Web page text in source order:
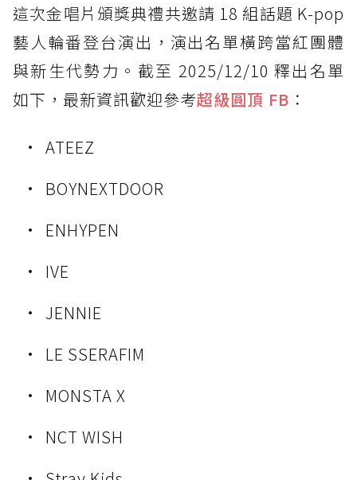
這次金唱片頒獎典禮共邀請 18 組話題 K-pop
藝人輪番登台演出，演出名單橫跨當紅團體
與新生代勢力。截至 2025/12/10 釋出名單
如下，最新資訊歡迎參考超級圓頂 FB ：
ATEEZ
BOYNEXTDOOR
ENHYPEN
IVE
JENNIE
LE SSERAFIM
MONSTA X
NCT WISH